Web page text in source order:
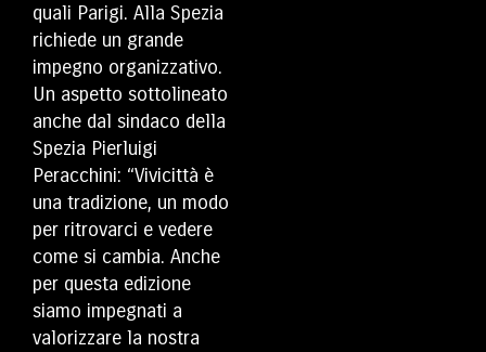
quali Parigi. Alla Spezia
richiede un grande
impegno organizzativo.
Un aspetto sottolineato
anche dal sindaco della
Spezia Pierluigi
Peracchini: “Vivicittà è
una tradizione, un modo
per ritrovarci e vedere
come si cambia. Anche
per questa edizione
siamo impegnati a
valorizzare la nostra